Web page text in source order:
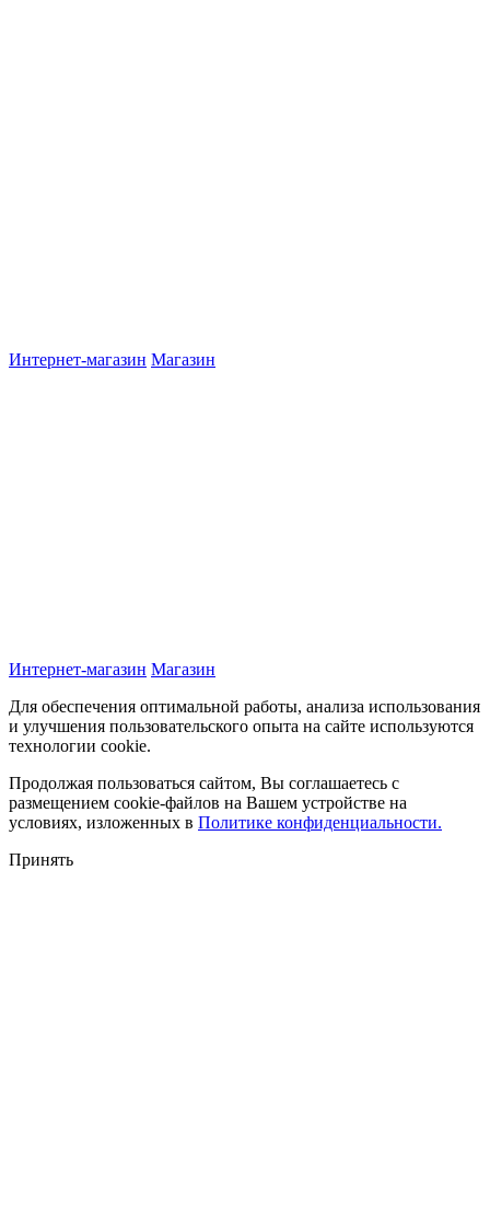
Интернет-магазин Магазин
Интернет-магазин Магазин
Для обеспечения оптимальной работы, анализа использования
и улучшения пользовательского опыта на сайте используются
технологии cookie.
Продолжая пользоваться сайтом, Вы соглашаетесь с
размещением cookie-файлов на Вашем устройстве на
условиях, изложенных в Политике конфиденциальности.
Принять